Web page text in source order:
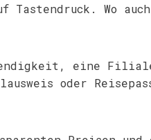
Wo
eine Filiale
oder